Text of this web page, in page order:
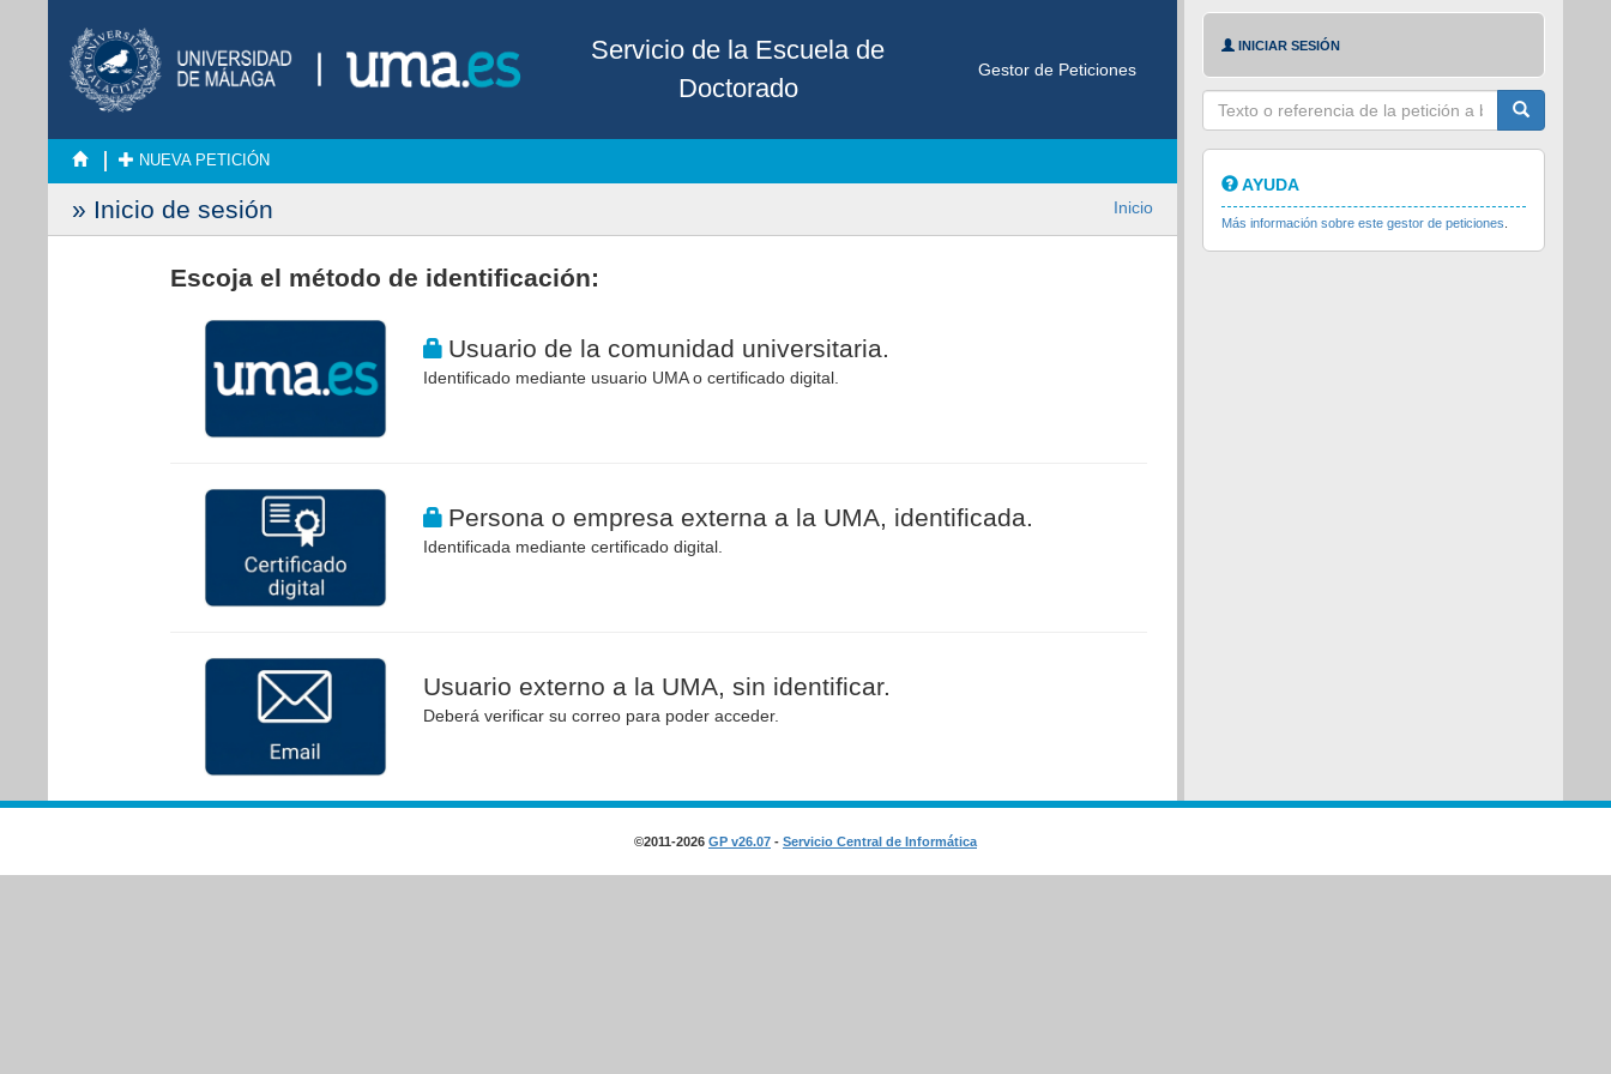
Servicio de la Escuela de
Doctorado
Gestor de Peticiones
NUEVA PETICIÓN
» Inicio de sesión Inicio
Escoja el método de identificación:
Usuario de la comunidad universitaria.
Identificado mediante usuario UMA o certificado digital.
Persona o empresa externa a la UMA, identificada.
Identificada mediante certificado digital.
Usuario externo a la UMA, sin identificar.
Deberá verificar su correo para poder acceder.
INICIAR SESIÓN
Texto
a
buscar
AYUDA
Más información sobre este gestor de peticiones
©2011-2026 GP v26.07 - Servicio Central de Informática